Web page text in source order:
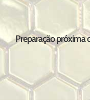
Preparação próxima